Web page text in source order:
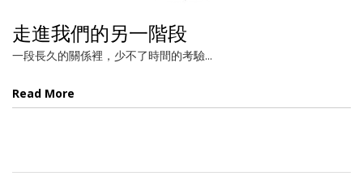
走進我們的另一階段
一段長久的關係裡，少不了時間的考驗...
Read More